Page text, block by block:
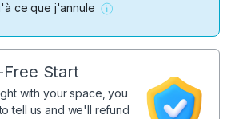
ce que j'annule
Free Start
with your space, you
tell us and we'll refund